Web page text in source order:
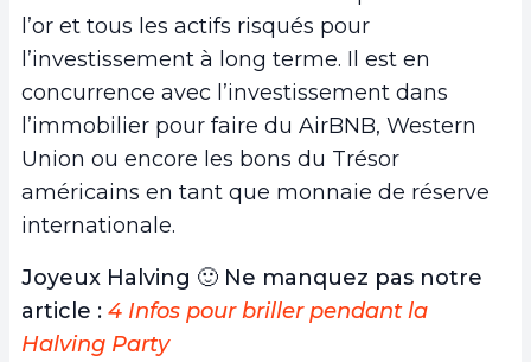
l’or et tous les actifs risqués pour
l’investissement à long terme. Il est en
concurrence avec l’investissement dans
l’immobilier pour faire du AirBNB, Western
Union ou encore les bons du Trésor
américains en tant que monnaie de réserve
internationale.
Joyeux Halving 🙂 Ne manquez pas notre
article : 4 Infos pour briller pendant la
Halving Party